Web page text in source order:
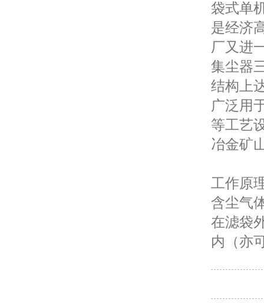
袋式单
是经济
厂又进
集尘器
结构上
广泛用
等工艺
冶金矿
工作原
含尘气
在滤袋
内（亦